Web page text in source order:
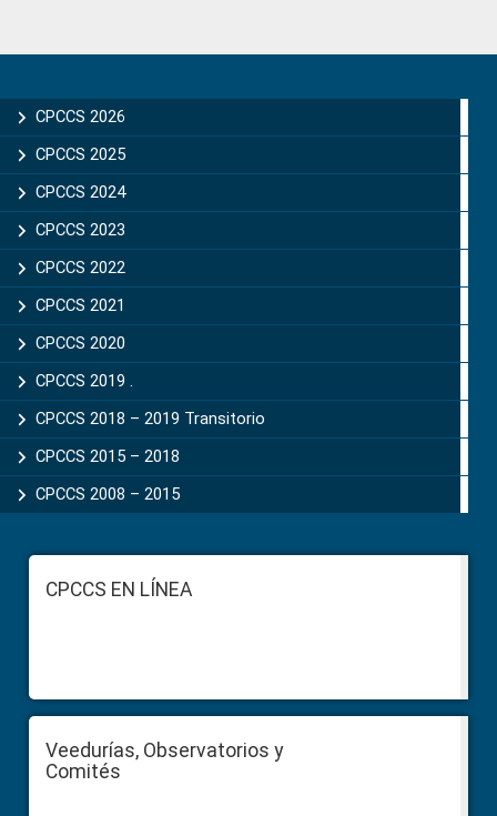
Sidebar
CPCCS 2026
CPCCS 2025
CPCCS 2024
CPCCS 2023
CPCCS 2022
CPCCS 2021
CPCCS 2020
CPCCS 2019 .
CPCCS 2018 – 2019 Transitorio
CPCCS 2015 – 2018
CPCCS 2008 – 2015
FooterCPCCS EN LÍNEA
Veedurías, Observatorios y
Comités